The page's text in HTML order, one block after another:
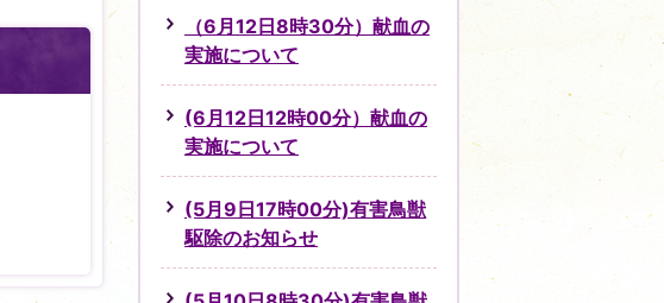
（6月12日8時30分）献血の
実施について
(6月12日12時00分）献血の
実施について
(5月9日17時00分)有害鳥獣
駆除のお知らせ